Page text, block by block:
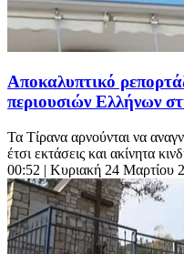
Αποκαλυπτικό
περιουσιών Ελλήνων
Τα Τίρανα αρνούνται να
έτσι εκτάσεις και ακίνητα
00:52 | Κυριακή 24 Μαρτίου